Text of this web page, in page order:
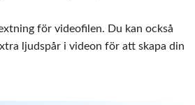
för videofilen. Du kan också
ljudspår i videon för att skapa din